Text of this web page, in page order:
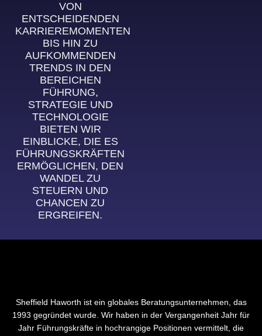
VON
ENTSCHEIDENDEN
KARRIEREMOMENTEN
BIS HIN ZU
AUFKOMMENDEN
TRENDS IN DEN
BEREICHEN
FÜHRUNG,
STRATEGIE UND
TECHNOLOGIE
BIETEN WIR
EINBLICKE, DIE ES
FÜHRUNGSKRÄFTEN
ERMÖGLICHEN, DEN
WANDEL ZU
STEUERN UND
CHANCEN ZU
ERGREIFEN.
Sheffield Haworth ist ein globales Beratungsunternehmen, das
1993 gegründet wurde. Wir haben in der Vergangenheit Jahr für
Jahr Führungskräfte in hochrangige Positionen vermittelt, die